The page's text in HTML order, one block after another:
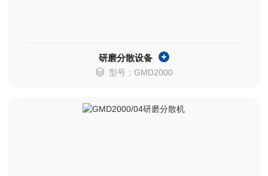
研磨分散设备
型号：GMD2000